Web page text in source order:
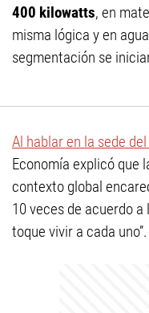
400 kilowatts, en
misma lógica y en
segmentación se
Al hablar en la sede
Economía explicó que
contexto global
10 veces de acuerdo a
toque vivir a cada uno”.